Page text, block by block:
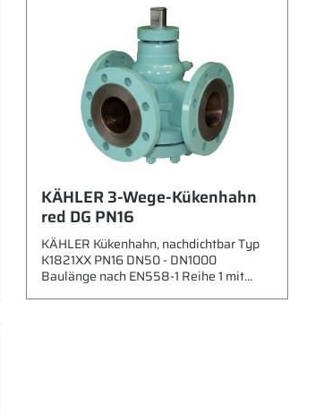
KÄHLER 3-Wege-Kükenhahn
red DG PN16
KÄHLER Kükenhahn, nachdichtbar Typ
K1821XX PN16 DN50 - DN1000
Baulänge nach EN558-1 Reihe 1 mit